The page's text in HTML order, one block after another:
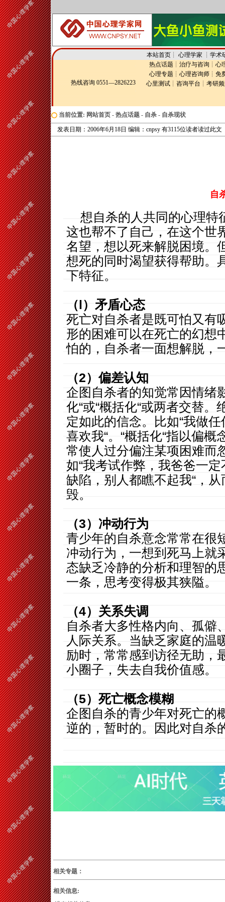
本站首页┊ 心理学家 ┊ 学术
热线咨询 0551—2826223
热点话题 ┊ 治疗与咨询 ┊ 心
心理专题 ┊ 心理咨询师 ┊ 免
心里测试 ┊ 咨询平台 ┊ 考研
当前位置: 网站首页 - 热点话题 - 自杀 - 自杀现状
发表日期：2006年6月18日 编辑：cnpsy 有3115位读者读过此文
自
想自杀的人共同的心理特
这也帮不了自己，在这个世
名望，想以死来解脱困境。
想死的同时渴望获得帮助。
下特征。
（l）矛盾心态
死亡对自杀者是既可怕又有
形的困难可以在死亡的幻想
怕的，自杀者一面想解
（2）偏差认知
企图自杀者的知觉常因情绪
化“或“概括化“或两者交替
定如此的信念。比如“我做
喜欢我“。“概括化“指以偏
常使人过分偏注某项困难而
如“我考试作弊，我爸爸一
缺陷，别人都瞧不起我“，
毁。
（3）冲动行为
青少年的自杀意念常常在很
冲动行为，一想到死马上就
态缺乏冷静的分析和理智的
一条，思考变得极其
（4）关系失调
自杀者大多性格内向、孤僻
人际关系。当缺乏家庭的温
励时，常常感到访径无助，
小圈子，失去自我价
（5）死亡概念模糊
企图自杀的青少年对死亡的
逆的，暂时的。因此对自杀
相关专题：
相关信息: